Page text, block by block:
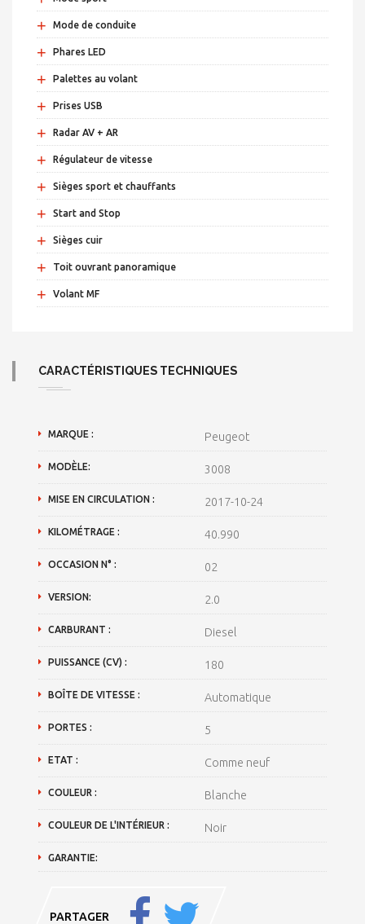
+ Mode de conduite
+ Phares LED
+ Palettes au volant
+ Prises USB
+ Radar AV + AR
+ Régulateur de vitesse
+ Sièges sport et chauffants
+ Start and Stop
+ Sièges cuir
+ Toit ouvrant panoramique
+ Volant MF
CARACTÉRISTIQUES TECHNIQUES
MARQUE : Peugeot
MODÈLE: 3008
MISE EN CIRCULATION : 2017-10-24
KILOMÉTRAGE : 40.990
OCCASION N° : 02
VERSION: 2.0
CARBURANT : Diesel
PUISSANCE (CV) : 180
BOÎTE DE VITESSE : Automatique
PORTES : 5
ETAT : Comme neuf
COULEUR : Blanche
COULEUR DE L'INTÉRIEUR : Noir
GARANTIE:
PARTAGER